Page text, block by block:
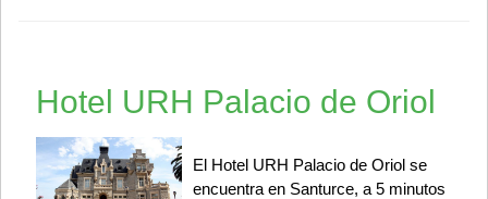
Hotel URH Palacio de Oriol
El Hotel URH Palacio de Oriol se
encuentra en Santurce, a 5 minutos